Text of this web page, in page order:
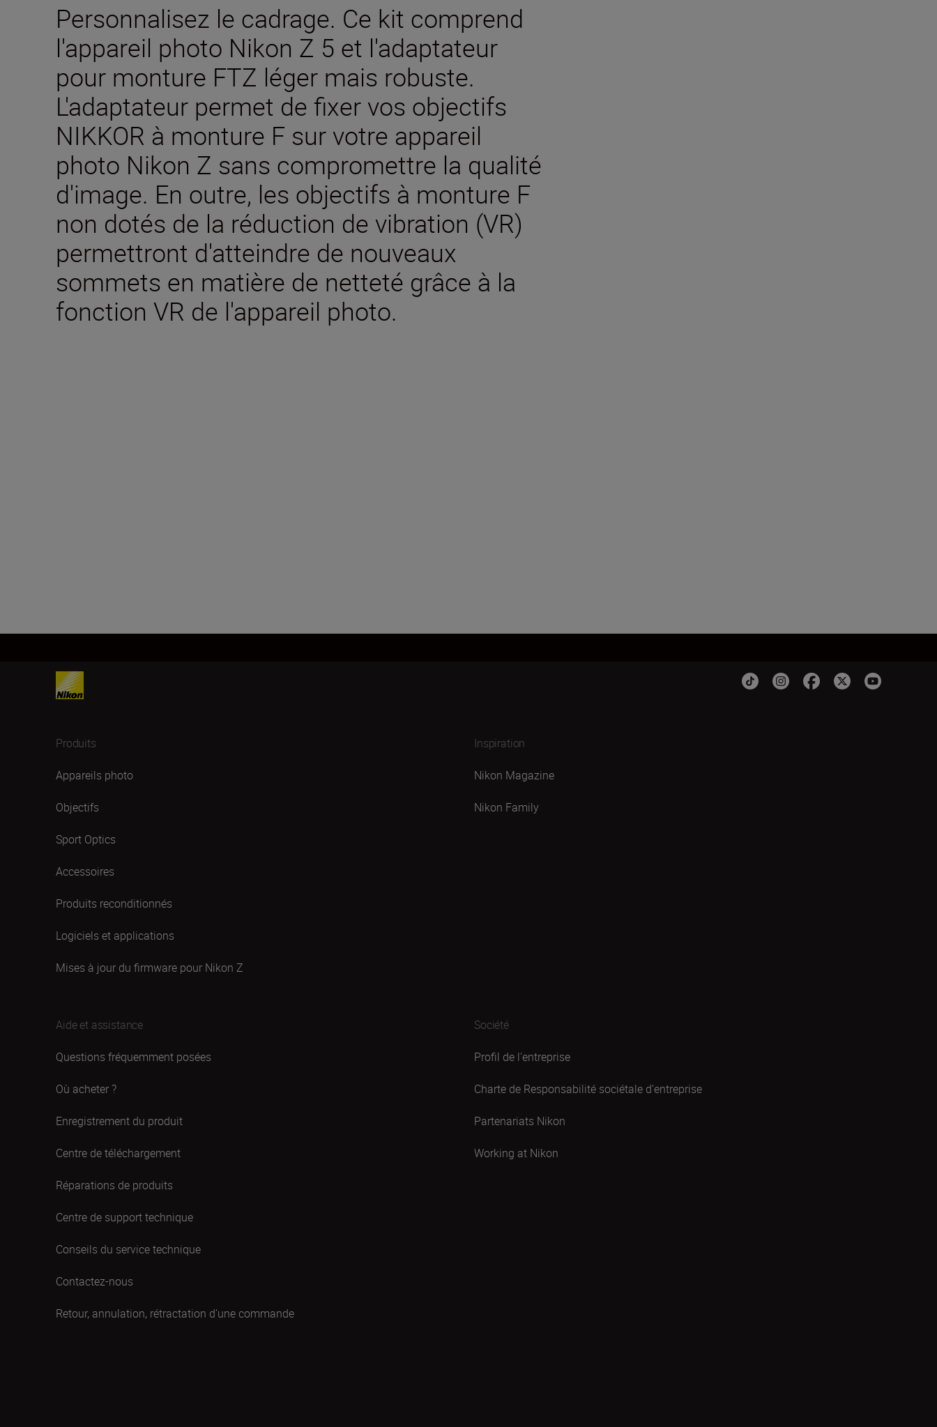
Personnalisez le cadrage. Ce kit comprend
l'appareil photo Nikon Z 5 et l'adaptateur
pour monture FTZ léger mais robuste.
L'adaptateur permet de fixer vos objectifs
NIKKOR à monture F sur votre appareil
photo Nikon Z sans compromettre la qualité
d'image. En outre, les objectifs à monture F
non dotés de la réduction de vibration (VR)
permettront d'atteindre de nouveaux
sommets en matière de netteté grâce à la
fonction VR de l'appareil photo.
Produits
Appareils photo
Objectifs
Sport Optics
Accessoires
Produits reconditionnés
Logiciels et applications
Mises à jour du firmware pour Nikon Z
Inspiration
Nikon Magazine
Nikon Family
Aide et assistance
Questions fréquemment posées
Où acheter ?
Enregistrement du produit
Centre de téléchargement
Réparations de produits
Centre de support technique
Conseils du service technique
Contactez-nous
Retour, annulation, rétractation d’une commande
Société
Profil de l'entreprise
Charte de Responsabilité sociétale d’entreprise
Partenariats Nikon
Working at Nikon